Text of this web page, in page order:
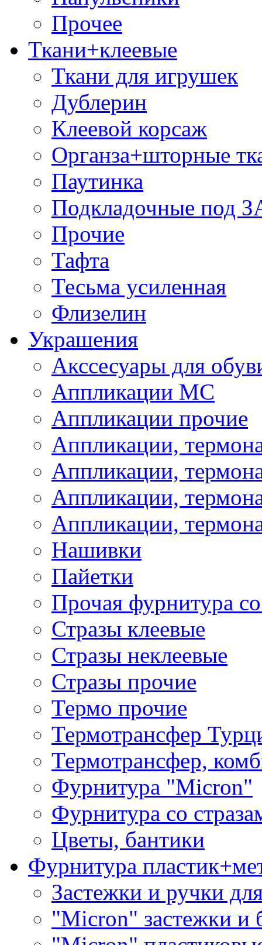
Прочее
Ткани+клеевые
Ткани для игрушек
Дублерин
Клеевой корсаж
Органза+шторные
Паутинка
Подкладочные под
Прочие
Тафта
Тесьма усиленная
Флизелин
Украшения
Акссесуары для
Аппликации МС
Аппликации прочие
Аппликации,
Аппликации,
Аппликации,
Аппликации,
Нашивки
Пайетки
Прочая фурнитура
Стразы клеевые
Стразы неклеевые
Стразы прочие
Термо прочие
Термотрансфер
Термотрансфер,
Фурнитура "Micron"
Фурнитура со
Цветы, бантики
Фурнитура
Застежки и ручки
"Micron" застежки и